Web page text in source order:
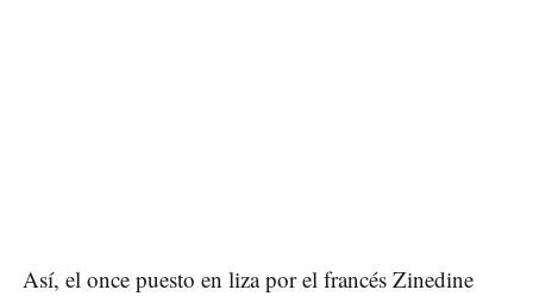
Así, el once puesto en liza por el francés Zinedine